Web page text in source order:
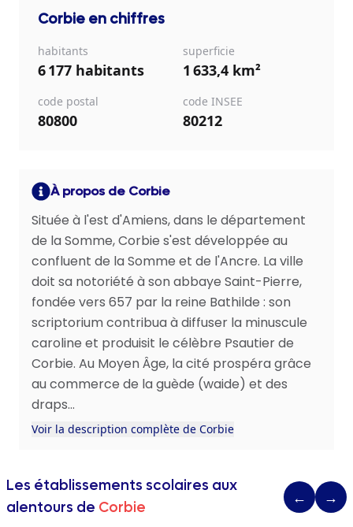
Corbie en chiffres
habitants
6 177 habitants
superficie
1 633,4 km²
code postal
80800
code INSEE
80212
À propos de Corbie
Située à l'est d'Amiens, dans le département
de la Somme, Corbie s'est développée au
confluent de la Somme et de l'Ancre. La ville
doit sa notoriété à son abbaye Saint-Pierre,
fondée vers 657 par la reine Bathilde : son
scriptorium contribua à diffuser la minuscule
caroline et produisit le célèbre Psautier de
Corbie. Au Moyen Âge, la cité prospéra grâce
au commerce de la guède (waide) et des
draps...
Voir la description complète de Corbie
Les établissements scolaires aux
alentours de Corbie
← →